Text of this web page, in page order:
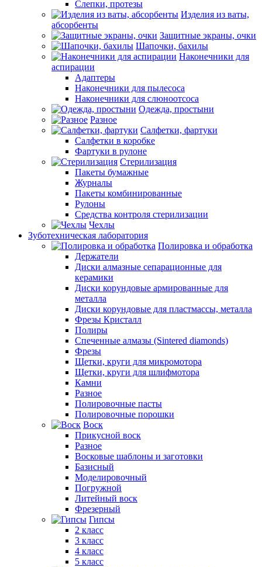
Слепки, протезы
Изделия из ваты,
абсорбенты
Защитные экраны, очки
Шапочки, бахилы
Наконечники для
аспирации
Адаптеры
Наконечники для пылесоса
Наконечники для слюноотсоса
Одежда, простыни
Разное
Салфетки, фартуки
Салфетки в коробке
Фартуки в рулоне
Стерилизация
Пакеты бумажные
Журналы
Пакеты комбинированные
Рулоны
Средства контроля стерилизации
Чехлы
Зуботехническая лаборатория
Полировка и обработка
Держатели
Диски алмазные сепарационные для
керамики
Диски корундовые армированные для
металла
Диски корундовые для пластмассы, металла
Фрезы Кристалл
Полиры
Спеченные алмазы (Sintered diamonds)
Фрезы
Щетки, круги для микромотора
Щетки, круги для шлифмотора
Камни
Разное
Полировочные пасты
Полировочные порошки
Воск
Прикусной воск
Разное
Восковые шаблоны и заготовки
Базисный
Моделировочный
Погружной
Литейный воск
Фрезерный
Гипсы
2 класс
3 класс
4 класс
5 класс